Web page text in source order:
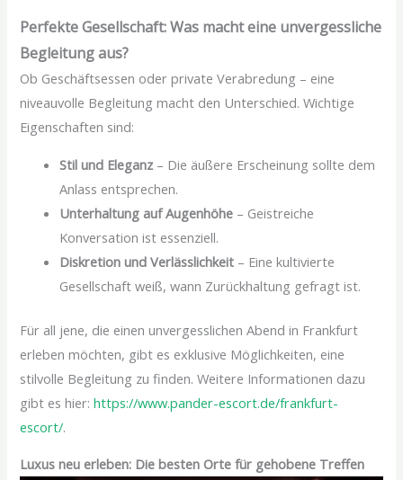
Perfekte Gesellschaft: Was macht eine unvergessliche
Begleitung aus?
Ob Geschäftsessen oder private Verabredung – eine
niveauvolle Begleitung macht den Unterschied. Wichtige
Eigenschaften sind:
Stil und Eleganz – Die äußere Erscheinung sollte dem
Anlass entsprechen.
Unterhaltung auf Augenhöhe – Geistreiche
Konversation ist essenziell.
Diskretion und Verlässlichkeit – Eine kultivierte
Gesellschaft weiß, wann Zurückhaltung gefragt ist.
Für all jene, die einen unvergesslichen Abend in Frankfurt
erleben möchten, gibt es exklusive Möglichkeiten, eine
stilvolle Begleitung zu finden. Weitere Informationen dazu
gibt es hier:https://www.pander-escort.de/frankfurt-
escort/.
Luxus neu erleben: Die besten Orte für gehobene Treffen